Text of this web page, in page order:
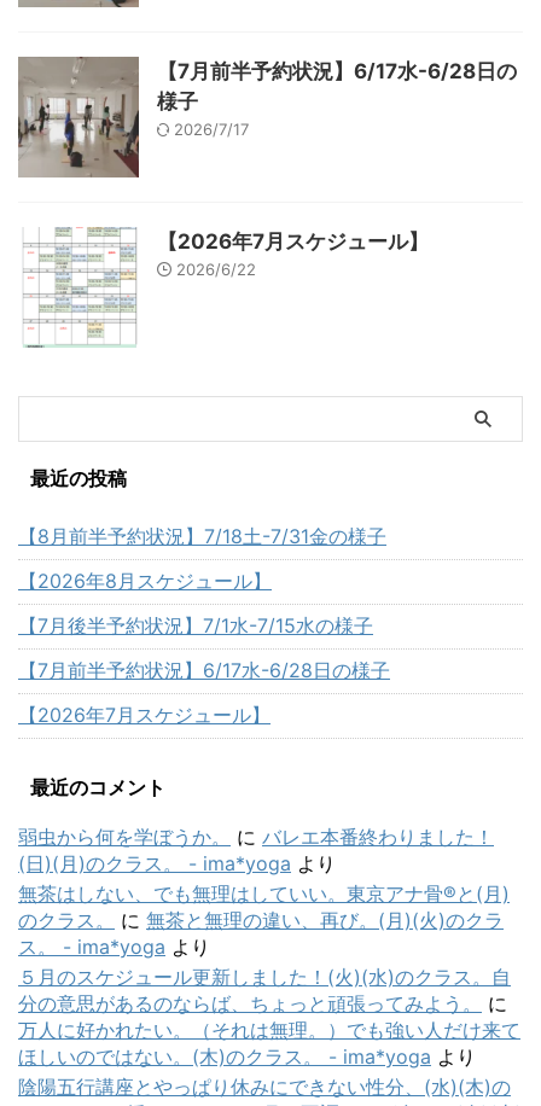
【7月前半予約状況】6/17水-6/28日の
様子
2026/7/17
【2026年7月スケジュール】
2026/6/22
最近の投稿
【8月前半予約状況】7/18土-7/31金の様子
【2026年8月スケジュール】
【7月後半予約状況】7/1水-7/15水の様子
【7月前半予約状況】6/17水-6/28日の様子
【2026年7月スケジュール】
最近のコメント
弱虫から何を学ぼうか。 に バレエ本番終わりました！
(日)(月)のクラス。 - ima*yoga より
無茶はしない、でも無理はしていい。東京アナ骨®と(月)
のクラス。
に 無茶と無理の違い、再び。(月)(火)のクラ
ス。 - ima*yoga より
５月のスケジュール更新しました！(火)(水)のクラス。自
分の意思があるのならば、ちょっと頑張ってみよう。
に
万人に好かれたい。（それは無理。）でも強い人だけ来て
ほしいのではない。(木)のクラス。 - ima*yoga より
陰陽五行講座とやっぱり休みにできない性分、(水)(木)の